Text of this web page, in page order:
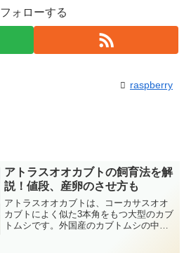
フォローする
raspberry
アトラスオオカブトの飼育法を解
説！値段、産卵のさせ方も
アトラスオオカブトは、コーカサスオオ
カブトによく似た3本角をもつ大型のカブ
トムシです。外国産のカブトムシの中で